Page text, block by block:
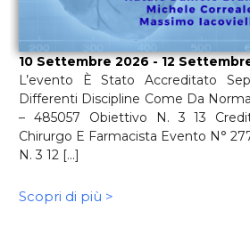
10 Settembre 2026 - 12
L’evento È Stato Accreditato
Differenti Discipline Come Da
– 485057 Obiettivo N. 3 13
Chirurgo E Farmacista Evento N°
N. 3 12 [...]
Scopri di più >